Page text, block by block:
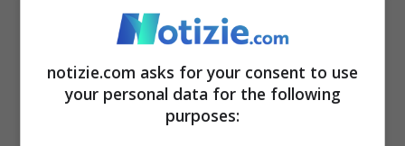
sono rari quelli di personaggi ricchi e
famosi. In passato matrimoni di celebrità,
come quello di George Clooney con
l’avvocatessa per i diritti umani Amal
notizie.com asks for your consent to use
your personal data for the following
purposes: